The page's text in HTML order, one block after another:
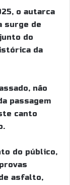
o autarca
surge de
do
da
não
passagem
canto
do público,
asfalto,